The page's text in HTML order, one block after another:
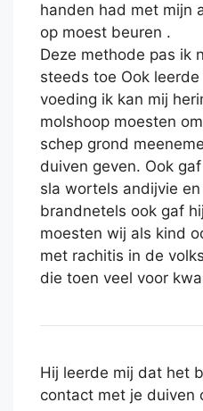
handen had met mijn
op moest beuren .
Deze methode pas ik
steeds toe Ook
voeding ik kan mij
molshoop moesten
schep grond
duiven geven. Ook
sla wortels andijvie
brandnetels ook gaf
moesten wij als kind
met rachitis in de
die toen veel voor
Hij leerde mij dat het
contact met je duiven